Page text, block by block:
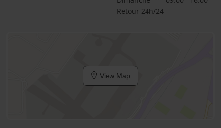
Retour 24h/24
View Map